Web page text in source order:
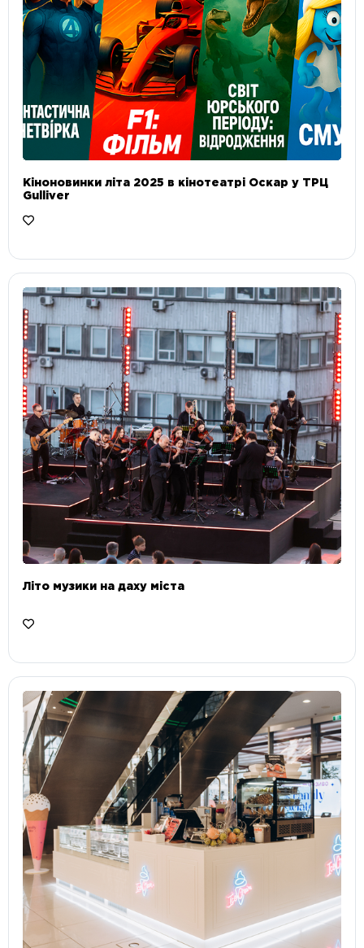
Кіноновинки літа 2025 в кінотеатрі Оскар у ТРЦ
Gulliver
Літо музики на даху міста